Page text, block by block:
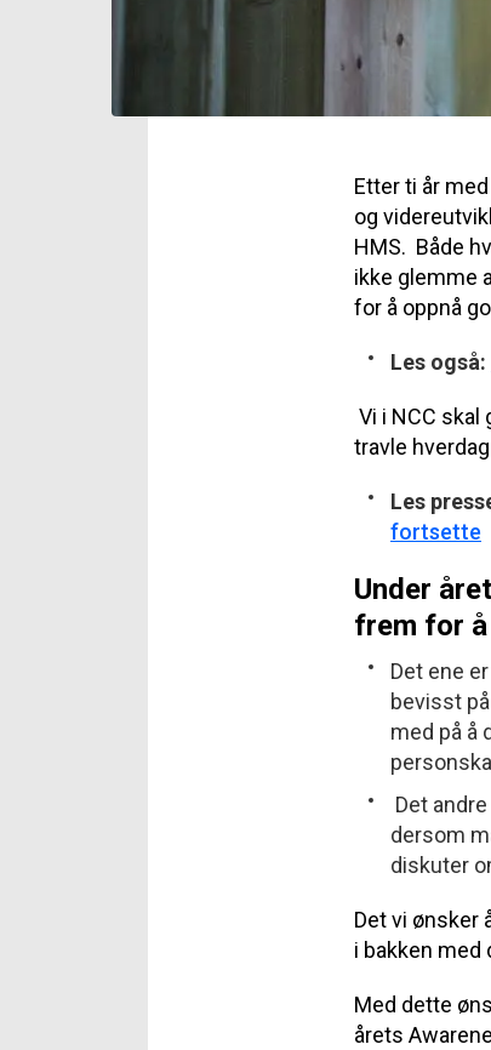
Etter ti år
og
HMS. Både
ikke glemme
for å oppnå
Les også:
Vi i NCC
travle
Les
fortsette
Under
frem for
Det ene
bevisst
med på å
Det
dersom
diskuter
Det vi ønsker
i bakken med
Med dette
årets